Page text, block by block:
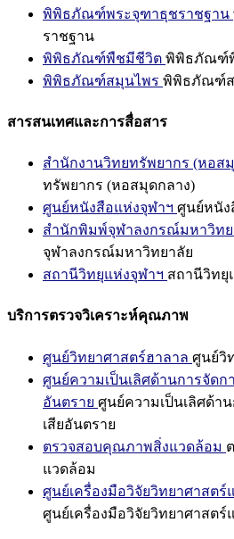
พิพิธภัณฑ์พระจุฑาธุชราชฐาน
ราชฐาน
พิพิธภัณฑ์พืชมีชีวิต พิพิธภัณฑ์
พิพิธภัณฑ์สมุนไพร พิพิธภัณฑ์ส
สารสนเทศและการสื่อสาร
สำนักงานวิทยทรัพยากร (หอส
ทรัพยากร (หอสมุดกลาง)
ศูนย์หนังสือแห่งจุฬาฯ ศูนย์หนัง
สำนักพิมพ์จุฬาลงกรณ์มหาวิทย
จุฬาลงกรณ์มหาวิทยาลัย
สถานีวิทยุแห่งจุฬาฯ สถานีวิทยุ
บริการตรวจวิเคราะห์คุณภาพ
ศูนย์วิทยาศาสตร์ฮาลาล ศูนย์วิ
ศูนย์ความเป็นเลิศด้านการจัดก
อันตราย ศูนย์ความเป็นเลิศด้า
เสียอันตราย
ตรวจสอบคุณภาพสิ่งแวดล้อม
แวดล้อม
ศูนย์เครื่องมือวิจัยวิทยาศาสตร์
ศูนย์เครื่องมือวิจัยวิทยาศาสตร์